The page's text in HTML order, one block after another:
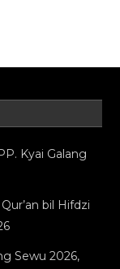
Kyai Galang
bil Hifdzi
Sewu 2026,